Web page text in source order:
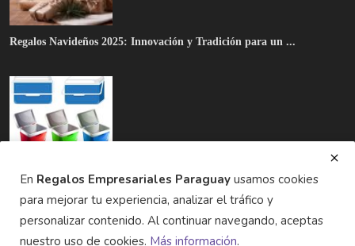
Regalos Navideños 2025: Innovación y Tradición para un ...
En Regalos Empresariales Paraguay usamos cookies
para mejorar tu experiencia, analizar el tráfico y
personalizar contenido. Al continuar navegando, aceptas
nuestro uso de cookies. Más información.